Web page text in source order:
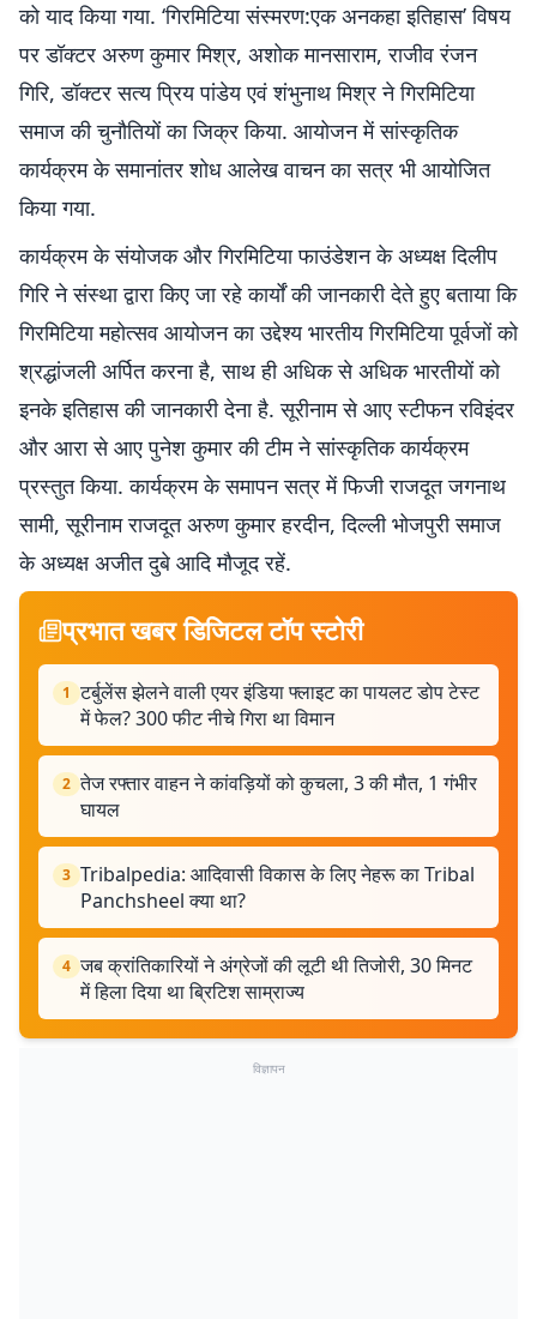
को याद किया गया. ‘गिरमिटिया संस्मरण:एक अनकहा इतिहास’ विषय
पर डॉक्टर अरुण कुमार मिश्र, अशोक मानसाराम, राजीव रंजन
गिरि, डॉक्टर सत्य प्रिय पांडेय एवं शंभुनाथ मिश्र ने गिरमिटिया
समाज की चुनौतियों का जिक्र किया. आयोजन में सांस्कृतिक
कार्यक्रम के समानांतर शोध आलेख वाचन का सत्र भी आयोजित
किया गया.
कार्यक्रम के संयोजक और गिरमिटिया फाउंडेशन के अध्यक्ष दिलीप
गिरि ने संस्था द्वारा किए जा रहे कार्यों की जानकारी देते हुए बताया कि
गिरमिटिया महोत्सव आयोजन का उद्देश्य भारतीय गिरमिटिया पूर्वजों को
श्रद्धांजली अर्पित करना है, साथ ही अधिक से अधिक भारतीयों को
इनके इतिहास की जानकारी देना है. सूरीनाम से आए स्टीफन रविइंदर
और आरा से आए पुनेश कुमार की टीम ने सांस्कृतिक कार्यक्रम
प्रस्तुत किया. कार्यक्रम के समापन सत्र में फिजी राजदूत जगनाथ
सामी, सूरीनाम राजदूत अरुण कुमार हरदीन, दिल्‍ली भोजपुरी समाज
के अध्यक्ष अजीत दुबे आदि मौजूद रहें.
प्रभात खबर डिजिटल टॉप स्टोरी
1 टर्बुलेंस झेलने वाली एयर इंडिया फ्लाइट का पायलट डोप टेस्ट
में फेल? 300 फीट नीचे गिरा था विमान
2 तेज रफ्तार वाहन ने कांवड़ियों को कुचला, 3 की मौत, 1 गंभीर
घायल
3 Tribalpedia: आदिवासी विकास के लिए नेहरू का Tribal
Panchsheel क्या था?
4 जब क्रांतिकारियों ने अंग्रेजों की लूटी थी तिजोरी, 30 मिनट
में हिला दिया था ब्रिटिश साम्राज्य
विज्ञापन